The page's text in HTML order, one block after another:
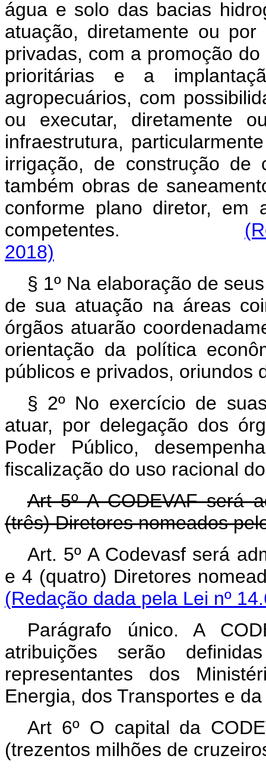
água e solo das bacias
atuação, diretamente ou
privadas, com a promoção
prioritárias e a
agropecuários, com
ou executar, diretamente
infraestrutura,
irrigação, de construção de
também obras de
conforme plano diretor, em
competentes.
2018)
§ 1º Na elaboração de
de sua atuação na áreas
órgãos atuarão
orientação da política
públicos e privados, oriundos
§ 2º No exercício de
atuar, por delegação dos
Poder Público,
fiscalização do uso racional
Art 5º A CODEVAF será
(três) Diretores nomeados
Art. 5º A Codevasf será
e 4 (quatro) Diretores
(Redação dada pela Lei nº
Parágrafo único. A
atribuições serão
representantes dos
Energia, dos Transportes e
Art 6º O capital da
(trezentos milhões de